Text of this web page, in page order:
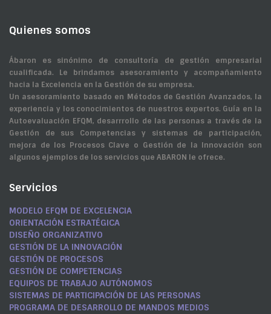
MODELO EFQM DE EXCELENCIA
Quienes somos
Ábaron es sinónimo de consultoría de gestión empresarial
cualificada. Le brindamos asesoramiento y acompañamiento
hacia la Excelencia en la Gestión de su empresa.
Un asesoramiento basado en Métodos de Gestión Avanzados, la
experiencia y los conocimientos de nuestros expertos. Guía en la
Autoevaluación EFQM, desarrrollo de las personas a través de la
Gestión de sus Competencias y sistemas de participación,
mejora de los Procesos Clave o Gestión de la Innovación son
algunos ejemplos de los servicios que ABARON le ofrece.
Servicios
MODELO EFQM DE EXCELENCIA
ORIENTACIÓN ESTRATÉGICA
DISEÑO ORGANIZATIVO
GESTIÓN DE LA INNOVACIÓN
GESTIÓN DE PROCESOS
GESTIÓN DE COMPETENCIAS
EQUIPOS DE TRABAJO AUTÓNOMOS
SISTEMAS DE PARTICIPACIÓN DE LAS PERSONAS
PROGRAMA DE DESARROLLO DE MANDOS MEDIOS